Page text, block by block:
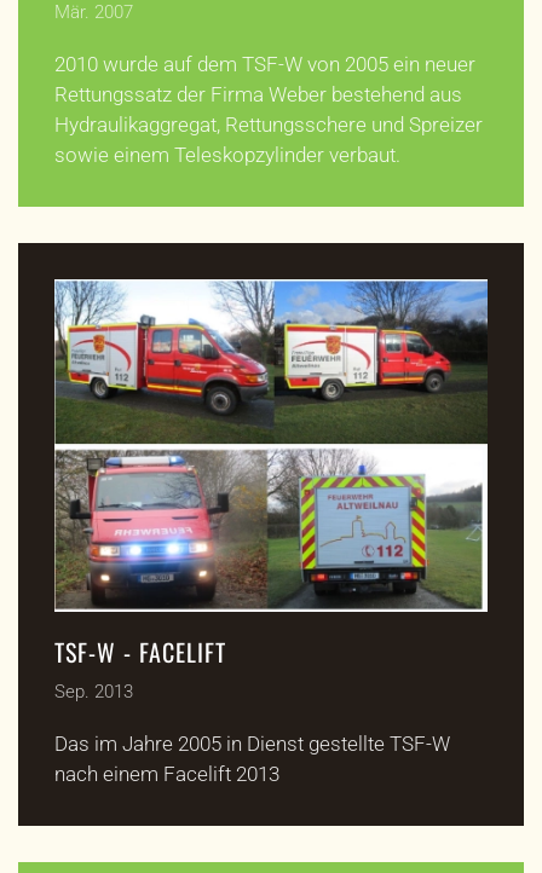
Mär. 2007
2010 wurde auf dem TSF-W von 2005 ein neuer
Rettungssatz der Firma Weber bestehend aus
Hydraulikaggregat, Rettungsschere und Spreizer
sowie einem Teleskopzylinder verbaut.
TSF-W - FACELIFT
Sep. 2013
Das im Jahre 2005 in Dienst gestellte TSF-W
nach einem Facelift 2013